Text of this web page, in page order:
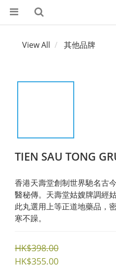
View All 其他品牌
TIEN SAU TONG
香港天壽堂創制世界馳名古
醫秘傳。天壽堂姑嫂牌調經
此丸選用上等正道地藥品，
寒不躁。
HK$398.00
HK$355.00